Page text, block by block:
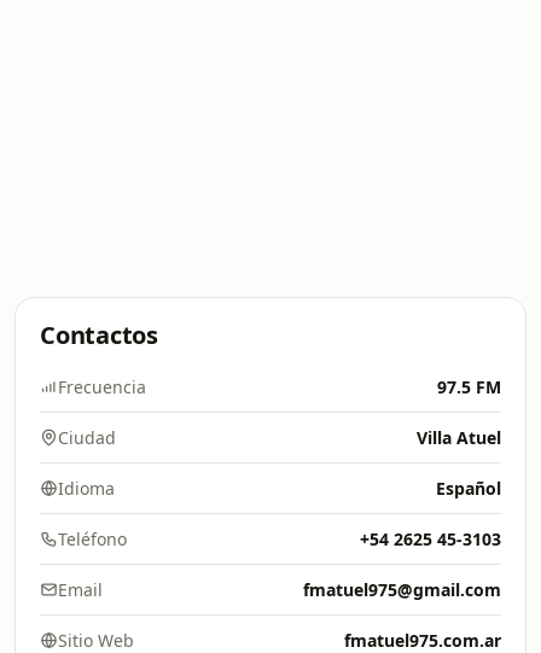
Contactos
Frecuencia 97.5 FM
Ciudad Villa Atuel
Idioma Español
Teléfono +54 2625 45-3103
Email fmatuel975@gmail.com
Sitio Web fmatuel975.com.ar